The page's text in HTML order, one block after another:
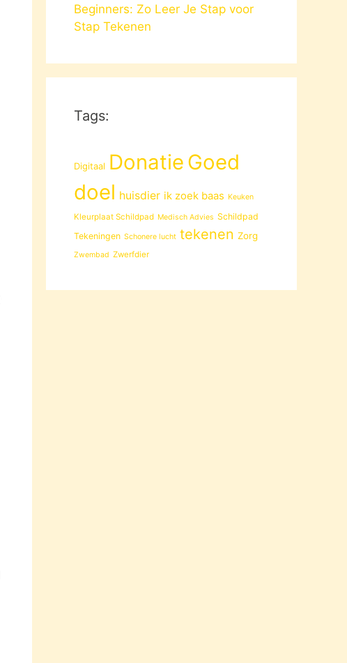
Beginners: Zo Leer Je Stap voor
Stap Tekenen
Tags:
Digitaal Donatie Goed
doel huisdier ik zoek baas Keuken
Kleurplaat Schildpad Medisch Advies Schildpad
Tekeningen Schonere lucht tekenen Zorg
Zwembad Zwerfdier